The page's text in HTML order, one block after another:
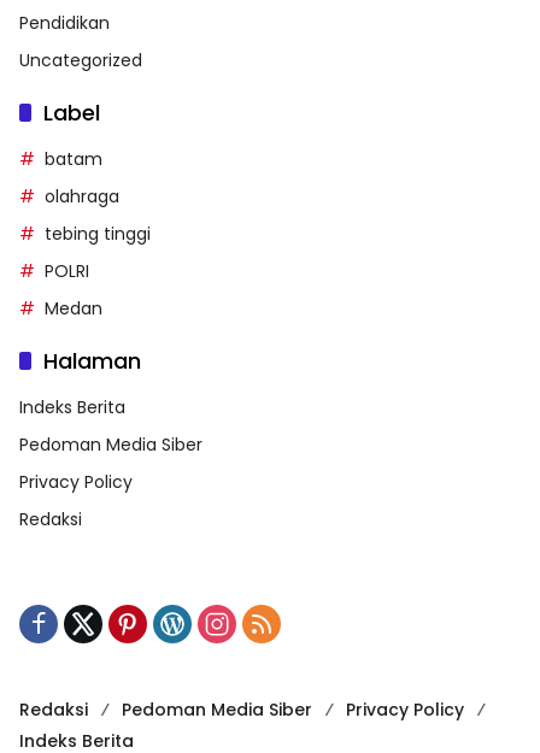
Pendidikan
Uncategorized
Label
batam
olahraga
tebing tinggi
POLRI
Medan
Halaman
Indeks Berita
Pedoman Media Siber
Privacy Policy
Redaksi
Redaksi Pedoman Media Siber
Privacy Policy
Indeks Berita